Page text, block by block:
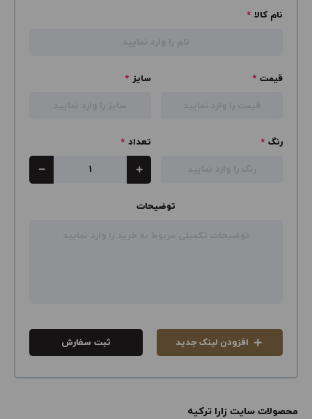
نام کالا *
قیمت * سایز *
رنگ * تعداد *
توضیحات
افزودن لینک جدید ثبت سفارش
محصولات سایت زارا ترکیه